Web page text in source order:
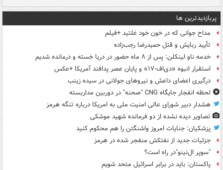
پربازدیدترین ها
مداح جوانی که در خون خود غلتید +فیلم
تأیید ربایش و قتل حمیدرضا رجب‌زاده
خدمه ناو لینکلن: پس از ۸ ماه حضور در دریا خسته و درمانده‌ شدیم
استقرار انبوه «دی‌اف‑۱۷» و پایان عصر پدافند آمریکا +عکس
درگیری اعضای داعش و نیروهای جولانی در سیده زینب
لحظه انفجار جایگاه CNG "صحنه" در دوربین مداربسته
هشدار دبیر شورای عالی امنیت ملی به امریکا درباره تنگه هرمز
تصاویر دیده‌ نشده از دو فرمانده شهید موشکی
پزشکیان: جنایات امروز واشنگتن را هم محکوم کنید
جزئیات جدید از نفتکش منفجر شده در هرمز
"سوپر ال‌نینو"در راه است؟
پاکستان: باید در برابر اسرائیل متحد شویم